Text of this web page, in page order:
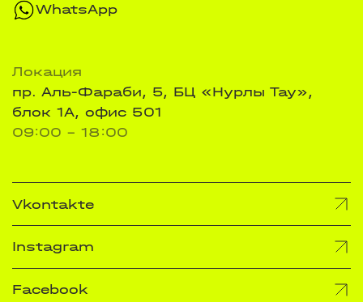
WhatsApp
Локация
пр. Аль-Фараби, 5, БЦ «Нурлы Тау»,
блок 1А, офис 501
09:00 - 18:00
Vkontakte
Instagram
Facebook